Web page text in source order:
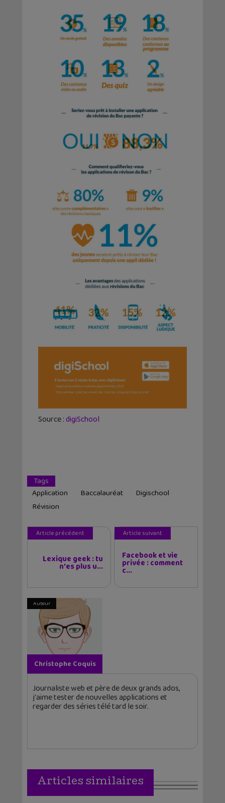
Source :digiSchool
Tags
Application
Baccalauréat
Digischool
Révision
Article précédent
Lexique geek : tu
n'es plus u...
Article suivant
Facebook et vie
privée : comment
c...
Auteur
Christophe Coquis
Journaliste web et père de deux grands ados,
j'aime tester de nouvelles applications et
regarder des séries télé tard le soir.
Articles similaires